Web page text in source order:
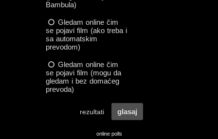
online polls